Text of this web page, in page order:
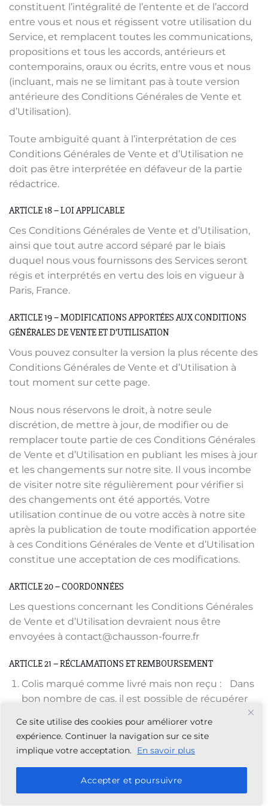
Ce site utilise des cookies pour améliorer votre
expérience. Continuer la navigation sur ce site
implique votre acceptation.
En savoir plus
Accepter et poursuivre
constituent l’intégralité de l’entente et de l’accord
entre vous et nous et régissent votre utilisation du
Service, et remplacent toutes les communications,
propositions et tous les accords, antérieurs et
contemporains, oraux ou écrits, entre vous et nous
(incluant, mais ne se limitant pas à toute version
antérieure des Conditions Générales de Vente et
d’Utilisation).
Toute ambiguïté quant à l’interprétation de ces
Conditions Générales de Vente et d’Utilisation ne
doit pas être interprétée en défaveur de la partie
rédactrice.
ARTICLE 18 – LOI APPLICABLE
Ces Conditions Générales de Vente et d’Utilisation,
ainsi que tout autre accord séparé par le biais
duquel nous vous fournissons des Services seront
régis et interprétés en vertu des lois en vigueur à
Paris, France.
ARTICLE 19 – MODIFICATIONS APPORTÉES AUX CONDITIONS
GÉNÉRALES DE VENTE ET D’UTILISATION
Vous pouvez consulter la version la plus récente des
Conditions Générales de Vente et d’Utilisation à
tout moment sur cette page.
Nous nous réservons le droit, à notre seule
discrétion, de mettre à jour, de modifier ou de
remplacer toute partie de ces Conditions Générales
de Vente et d’Utilisation en publiant les mises à jour
et les changements sur notre site. Il vous incombe
de visiter notre site régulièrement pour vérifier si
des changements ont été apportés. Votre
utilisation continue de ou votre accès à notre site
après la publication de toute modification apportée
à ces Conditions Générales de Vente et d’Utilisation
constitue une acceptation de ces modifications.
ARTICLE 20 – COORDONNÉES
Les questions concernant les Conditions Générales
de Vente et d’Utilisation devraient nous être
envoyées à contact@chausson-fourre.fr
ARTICLE 21 – RÉCLAMATIONS ET REMBOURSEMENT
Colis marqué comme livré mais non reçu : Dans
bon nombre de cas, il est possible de récupérer
un colis mal livré. Voici les recommandations que
nous pouvons vous donner pour pouvoir localiser
votre envoi :
Contactez la société de transport ou l’opérateur